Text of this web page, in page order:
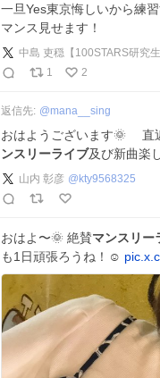
一旦Yes東京悔しいから練
マンス見せます！
中島 吏穏【100STARS研究生
1
2
返信先: @mana__sing
おはようございます🌞 直
ンスリーライブ及び新曲楽
山内 彰彦 @ kty9568325
おはよ〜🌞 絶賛マンスリー
も1日頑張ろうね！☺︎